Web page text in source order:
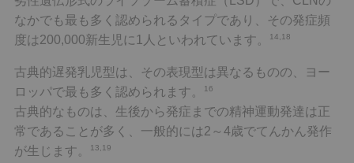
なかでも最も多く認められるタイプであり、その発症頻
度は200,000新生児に1人といわれています。
14,18
古典的遅発乳児型は、その表現型は異なるものの、ヨー
ロッパで最も多く認められます。
16
古典的なものは、生後から発症までの精神運動発達は正
常であることが多く、一般的には2～4歳でてんかん発作
が生じます。
13,19